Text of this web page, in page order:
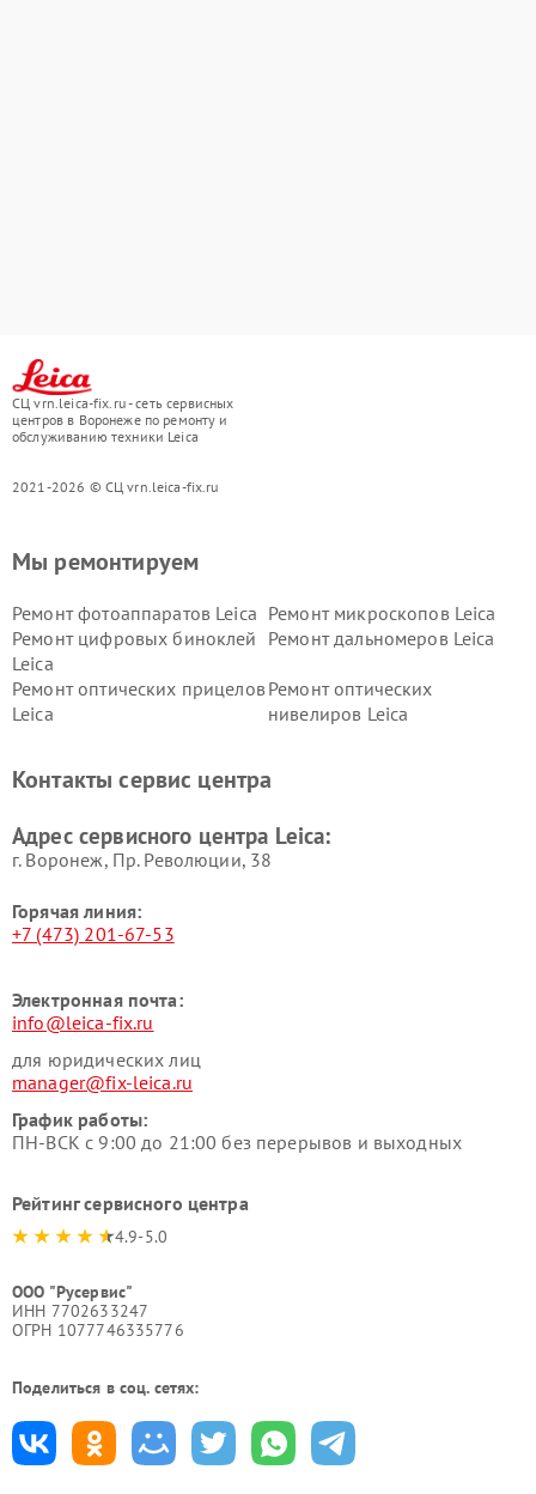
СЦ vrn.leica-fix.ru - сеть сервисных
центров в Воронеже по ремонту и
обслуживанию техники Leica
2021-2026 © СЦ vrn.leica-fix.ru
Мы ремонтируем
Ремонт фотоаппаратов Leica Ремонт микроскопов Leica
Ремонт цифровых биноклей
Leica
Ремонт дальномеров Leica
Ремонт оптических прицелов
Leica
Ремонт оптических
нивелиров Leica
Контакты сервис центра
Адрес сервисного центра Leica:
г. Воронеж, Пр. Революции, 38
Горячая линия:
+7 (473) 201-67-53
Электронная почта:
info@leica-fix.ru
для юридических лиц
manager@fix-leica.ru
График работы:
ПН-ВСК с 9:00 до 21:00 без перерывов и выходных
Рейтинг сервисного центра
4.9-5.0
ООО "Русервис"
ИНН 7702633247
ОГРН 1077746335776
Поделиться в соц. сетях: